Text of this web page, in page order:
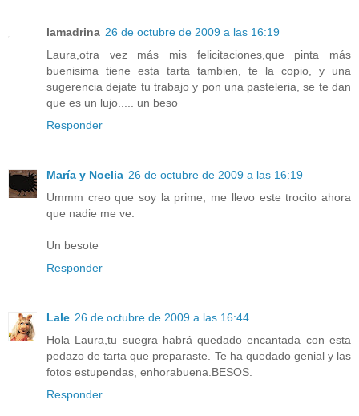
lamadrina 26 de octubre de 2009 a las 16:19
Laura,otra vez más mis felicitaciones,que pinta más
buenisima tiene esta tarta tambien, te la copio, y una
sugerencia dejate tu trabajo y pon una pasteleria, se te dan
que es un lujo..... un beso
Responder
María y Noelia 26 de octubre de 2009 a las 16:19
Ummm creo que soy la prime, me llevo este trocito ahora
que nadie me ve.
Un besote
Responder
Lale 26 de octubre de 2009 a las 16:44
Hola Laura,tu suegra habrá quedado encantada con esta
pedazo de tarta que preparaste. Te ha quedado genial y las
fotos estupendas, enhorabuena.BESOS.
Responder